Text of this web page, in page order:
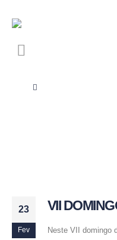
23
Fev
VII
Neste VII domingo